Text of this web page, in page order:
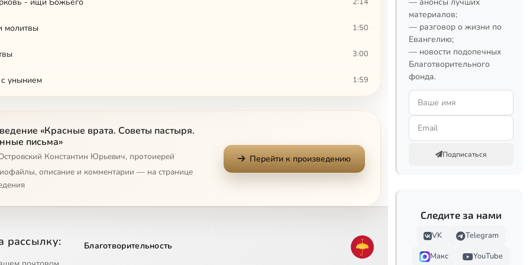
молитвы 1:50
3:00
унынием 1:59
что хочешь
снимает с нас цепи
быть свободным
2:21
1:47
а не мы для обрядов 1:15
«Красные врата. Советы пастыря.
письма»
Константин Юрьевич, протоиерей
описание и комментарии — на странице
Перейти к произведению
рассылку: Благотворительность
материалов;
— разговор о жизни по
Евангелию;
— новости подопечных
Благотворительного
фонда.
Подписаться
Следите за нами
VK
Telegram
Макс
YouTube